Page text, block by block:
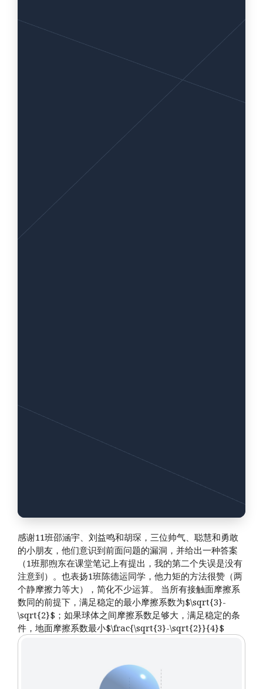
感谢11班邵涵宇、刘益鸣和胡琛，三位帅气、聪慧和勇敢
的小朋友，他们意识到前面问题的漏洞，并给出一种答案
（1班那煦东在课堂笔记上有提出，我的第二个失误是没有
注意到）。也表扬1班陈德运同学，他力矩的方法很赞（两
个静摩擦力等大），简化不少运算。 当所有接触面摩擦系
数同的前提下，满足稳定的最小摩擦系数为$\sqrt{3}-
\sqrt{2}$；如果球体之间摩擦系数足够大，满足稳定的条
件，地面摩擦系数最小$\frac{\sqrt{3}-\sqrt{2}}{4}$